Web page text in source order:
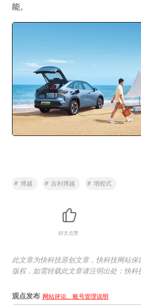
能。
# 博越 # 吉利博越 # 增程式
好文点赞
此文章为快科技原创文章，快科技网站
版权，如需转载此文章请注明出处：快科
观点发布 网站评论、账号管理说明